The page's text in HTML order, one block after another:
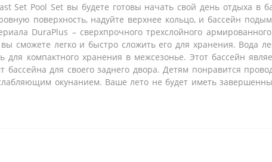
Set Pool Set вы будете готовы начать свой день отдыха в
поверхность, надуйте верхнее кольцо, и бассейн
DuraPlus – сверхпрочного трехслойного
сможете легко и быстро сложить его для хранения. Вода
для компактного хранения в межсезонье. Этот бассейн
для своего заднего двора. Детям понравится
окунанием. Ваше лето не будет иметь